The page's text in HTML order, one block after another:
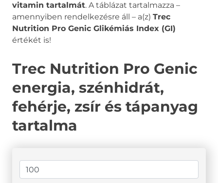
vitamin tartalmát. A táblázat tartalmazza –
amennyiben rendelkezésre áll – a(z) Trec
Nutrition Pro Genic Glikémiás Index (GI)
értékét is!
Trec Nutrition Pro Genic
energia, szénhidrát,
fehérje, zsír és tápanyag
tartalma